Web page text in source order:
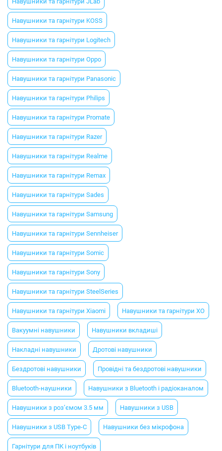
Навушники та гарнітури KOSS
Навушники та гарнітури Logitech
Навушники та гарнітури Oppo
Навушники та гарнітури Panasonic
Навушники та гарнітури Philips
Навушники та гарнітури Promate
Навушники та гарнітури Razer
Навушники та гарнітури Realme
Навушники та гарнітури Remax
Навушники та гарнітури Sades
Навушники та гарнітури Samsung
Навушники та гарнітури Sennheiser
Навушники та гарнітури Somic
Навушники та гарнітури Sony
Навушники та гарнітури SteelSeries
Навушники та гарнітури Xiaomi Навушники та гарнітури XO
Вакуумні навушники Навушники вкладиші
Накладні навушники Дротові навушники
Бездротові навушники Провідні та бездротові навушники
Bluetooth-наушники Навушники з Bluetooth і радіоканалом
Навушники з роз’ємом 3.5 мм Навушники з USB
Навушники з USB Type-C Навушники без мікрофона
Гарнітури для ПК і ноутбуків